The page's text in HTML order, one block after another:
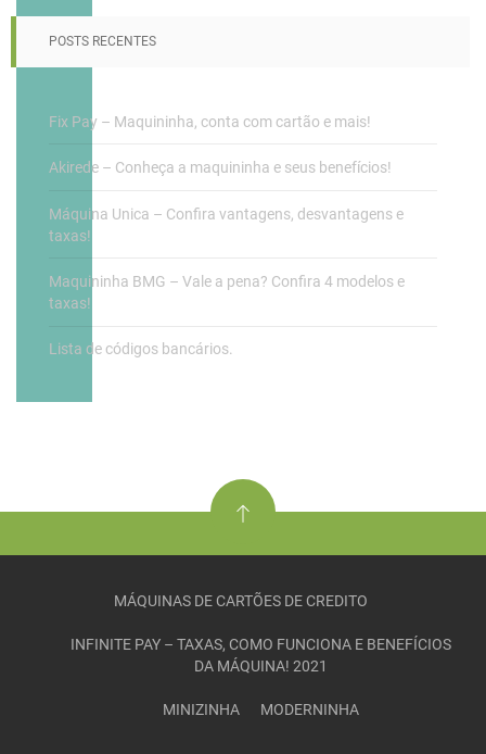
POSTS RECENTES
Fix Pay – Maquininha, conta com cartão e mais!
Akirede – Conheça a maquininha e seus benefícios!
Máquina Unica – Confira vantagens, desvantagens e
taxas!
Maquininha BMG – Vale a pena? Confira 4 modelos e
taxas!
Lista de códigos bancários.
MÁQUINAS DE CARTÕES DE CREDITO
INFINITE PAY – TAXAS, COMO FUNCIONA E BENEFÍCIOS
DA MÁQUINA! 2021
MINIZINHA MODERNINHA